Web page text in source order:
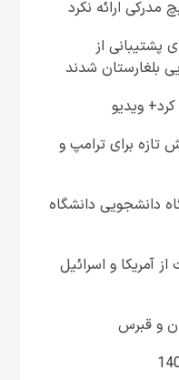
مدرکی ارائه نکرد
پشتیبانی از
بلغارستان شدند
ویدیو
تازه برای ترامپ و
دانشجویی دانشگاه
آمریکا و اسرائیل
و قبرس